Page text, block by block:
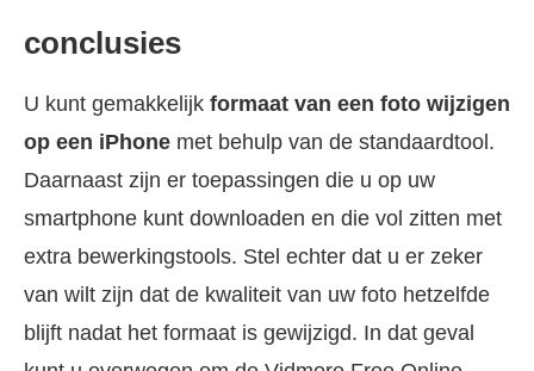
conclusies
U kunt gemakkelijk formaat van een foto wijzigen
op een iPhone met behulp van de standaardtool.
Daarnaast zijn er toepassingen die u op uw
smartphone kunt downloaden en die vol zitten met
extra bewerkingstools. Stel echter dat u er zeker
van wilt zijn dat de kwaliteit van uw foto hetzelfde
blijft nadat het formaat is gewijzigd. In dat geval